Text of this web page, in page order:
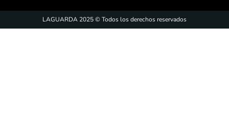
LAGUARDA 2025 © Todos los derechos reservados